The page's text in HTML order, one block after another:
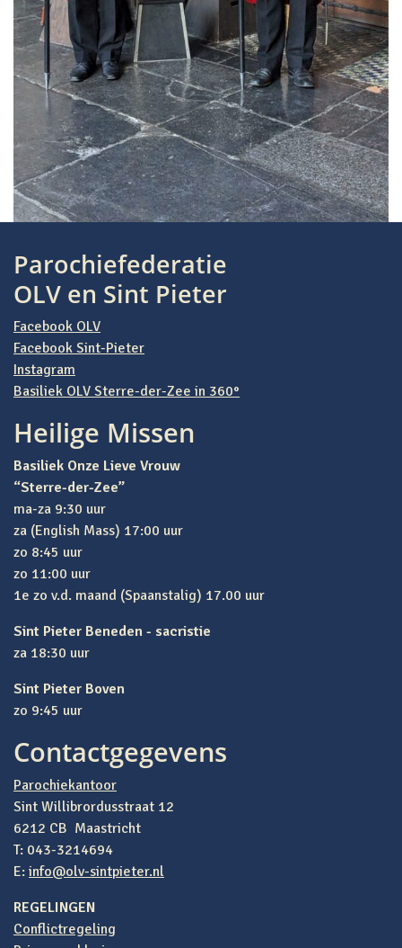
Parochiefederatie
OLV en Sint Pieter
Facebook OLV
Facebook Sint-Pieter
Instagram
Basiliek OLV Sterre-der-Zee in 360°
Heilige Missen
Basiliek Onze Lieve Vrouw
“Sterre-der-Zee”
ma-za 9:30 uur
za (English Mass) 17:00 uur
zo 8:45 uur
zo 11:00 uur
1e zo v.d. maand (Spaanstalig) 17.00 uur
Sint Pieter Beneden - sacristie
za 18:30 uur
Sint Pieter Boven
zo 9:45 uur
Contactgegevens
Parochiekantoor
Sint Willibrordusstraat 12
6212 CB Maastricht
T: 043-3214694
E: info@olv-sintpieter.nl
REGELINGEN
Conflictregeling